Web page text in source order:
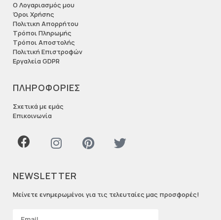
Ο Λογαριασμός μου
Όροι Χρήσης
Πολιτικη Απορρήτου
Τρόποι Πληρωμής
Τρόποι Αποστολής
Πολιτική Επιστροφών
Εργαλεία GDPR
ΠΛΗΡΟΦΟΡΙΕΣ
Σχετικά με εμάς
Επικοινωνία
NEWSLETTER
Μείνετε ενημερωμένοι για τις τελευταίες μας προσφορές!